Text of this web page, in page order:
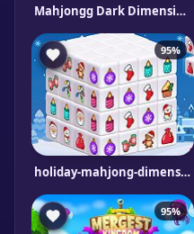
Mahjongg Dark Dimensions Triple Time
95%
holiday-mahjong-dimensions
95%